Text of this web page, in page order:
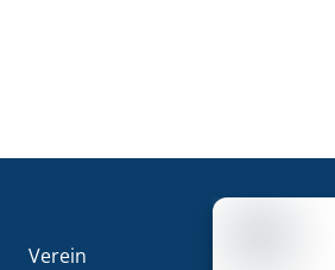
Verein